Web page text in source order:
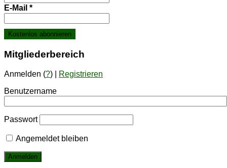
E-Mail *
Mit­glie­der­be­reich
Anmelden (?) |
Registrieren
Benutzername
Passwort
Angemeldet bleiben